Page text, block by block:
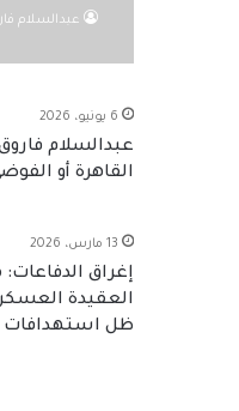
عبدالسلام
6 يونيو، 2026
عبدالسلام
القاهرة أو
13 مارس، 2026
إغراق الدفاعات:
العقيدة
ظل استهدافات